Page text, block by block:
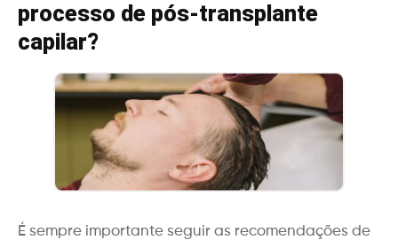
processo de pós-transplante
capilar?
É sempre importante seguir as recomendações de